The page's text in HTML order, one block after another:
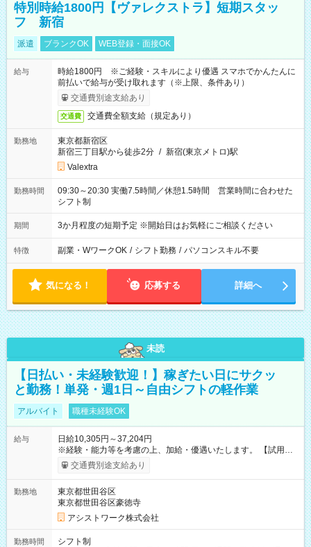
特別時給1800円【ヴァレクストラ】短期スタッ
フ 新宿
派遣 ブランクOK WEB登録・面接OK
給与
時給1800円 ※ご経験・スキルにより優遇 スマホでかんたんに
前払いで給与が受け取れます（※上限、条件あり）
交通費別途支給あり
交通費 交通費全額支給（規定あり）
勤務地
東京都新宿区
新宿三丁目駅から徒歩2分 / 新宿(東京メトロ)駅
Valextra
勤務時間
09:30～20:30 実働7.5時間／休憩1.5時間 営業時間に合わせた
シフト制
期間 3か月程度の短期予定 ※開始日はお気軽にご相談ください
特徴 副業・WワークOK / シフト勤務 / パソコンスキル不要
気になる！ 応募する 詳細へ
未読
【日払い・未経験歓迎！】稼ぎたい日にサクッ
と勤務！単発・週1日～自由シフトの軽作業
アルバイト 職種未経験OK
給与
日給10,305円～37,204円
※経験・能力等を考慮の上、加給・優遇いたします。 【試用期
間】試用期間なし
交通費別途支給あり
勤務地
東京都世田谷区
東京都世田谷区豪徳寺
アシストワーク株式会社
勤務時間
シフト制